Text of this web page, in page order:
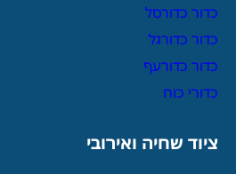
כדור כדורסל
כדור כדורגל
כדור כדורעף
כדורי כוח
ציוד שחיה ואירובי